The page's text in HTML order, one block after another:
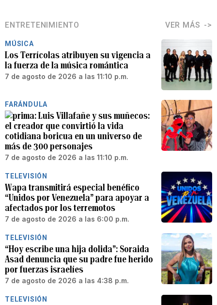
ENTRETENIMIENTO VER MÁS
MÚSICA
Los Terrícolas atribuyen su vigencia a
la fuerza de la música romántica
7 de agosto de 2026 a las 11:10 p.m.
FARÁNDULA
Luis Villafañe y sus muñecos:
el creador que convirtió la vida
cotidiana boricua en un universo de
más de 300 personajes
7 de agosto de 2026 a las 11:10 p.m.
TELEVISIÓN
Wapa transmitirá especial benéfico
“Unidos por Venezuela” para apoyar a
afectados por los terremotos
7 de agosto de 2026 a las 6:00 p.m.
TELEVISIÓN
“Hoy escribe una hija dolida”: Soraida
Asad denuncia que su padre fue herido
por fuerzas israelíes
7 de agosto de 2026 a las 4:38 p.m.
TELEVISIÓN